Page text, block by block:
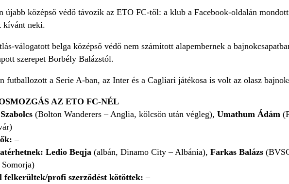
újabb középső védő távozik az ETO FC-től: a klub a Facebook-oldalán
kívánt neki.
válogatott belga középső védő nem számított alapembernek a
szerepet Borbély Balázstól.
futballozott a Serie A-ban, az Inter és a Cagliari játékosa is volt az olasz
AZ ETO FC-NÉL
(Bolton Wanderers – Anglia, kölcsön után végleg), Umathum Ádám
–
Ledio Beqja (albán, Dinamo City – Albánia), Farkas Balázs
felkerültek/profi szerződést kötöttek: –